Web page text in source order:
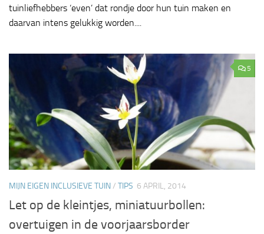
tuinliefhebbers ‘even’ dat rondje door hun tuin maken en
daarvan intens gelukkig worden....
5
MIJN EIGEN INCLUSIEVE TUIN/ TIPS 6 APRIL, 2014
Let op de kleintjes, miniatuurbollen:
overtuigen in de voorjaarsborder